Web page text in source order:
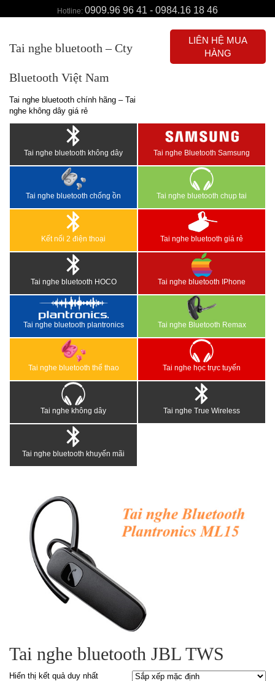
Hotline: 0909.96 96 41 - 0984.16 18 46
Tai nghe bluetooth – Cty
Bluetooth Việt Nam
Tai nghe bluetooth chính hãng – Tai
nghe không dây giá rẻ
LIÊN HỆ MUA
HÀNG
Tai nghe bluetooth không dây Tai nghe Bluetooth Samsung
Tai nghe bluetooth chống ồn Tai nghe bluetooth chụp tai
Kết nối 2 điện thoại Tai nghe bluetooth giá rẻ
Tai nghe bluetooth HOCO Tai nghe bluetooth IPhone
Tai nghe bluetooth plantronics Tai nghe Bluetooth Remax
Tai nghe bluetooth thể thao Tai nghe học trực tuyến
Tai nghe không dây Tai nghe True Wireless
Tai nghe bluetooth khuyến mãi
Tai nghe bluetooth JBL TWS
Hiển thị kết quả duy nhất